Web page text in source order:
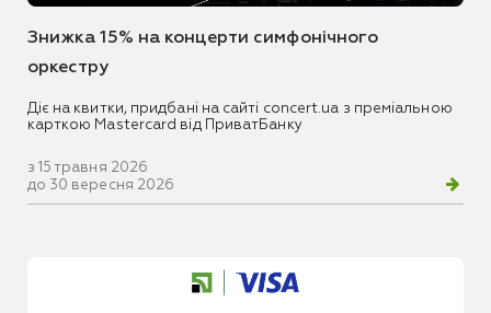
Знижка 15% на концерти симфонічного
оркестру
Діє на квитки, придбані на сайті concert.ua з преміальною
карткою Mastercard від ПриватБанку
з 15 травня 2026
до 30 вересня 2026